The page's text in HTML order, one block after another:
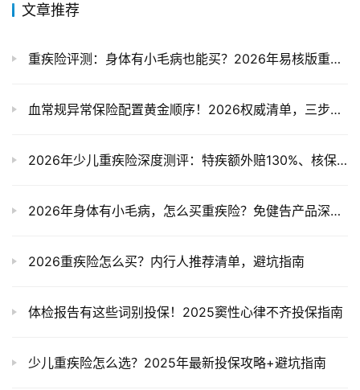
文章推荐
重疾险评测：身体有小毛病也能买？2026年易核版重疾险深度解析
血常规异常保险配置黄金顺序！2026权威清单，三步搞定不踩坑
2026年少儿重疾险深度测评：特疾额外赔130%、核保超友好，这款产品到底值不值得买？
2026年身体有小毛病，怎么买重疾险？免健告产品深度对比，看完这篇就懂了
2026重疾险怎么买？内行人推荐清单，避坑指南
体检报告有这些词别投保！2025窦性心律不齐投保指南
少儿重疾险怎么选？2025年最新投保攻略+避坑指南